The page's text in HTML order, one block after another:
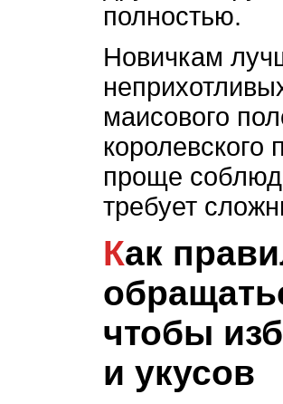
полностью.
Новичкам
маисового
королевского
проще
требует
Как правильно
чтобы
и укусов